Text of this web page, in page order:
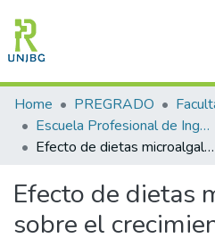
Communities & Collections
All of DSpace
Enviar tesis
Home PREGRADO
Escuela Profesional de Ingeniería Pesquera
Efecto de dietas microalgales sobre el crecimiento, producción de huevos y supervivencia de una cepa de copépodo calanoide nativo
Efecto de dietas
sobre el